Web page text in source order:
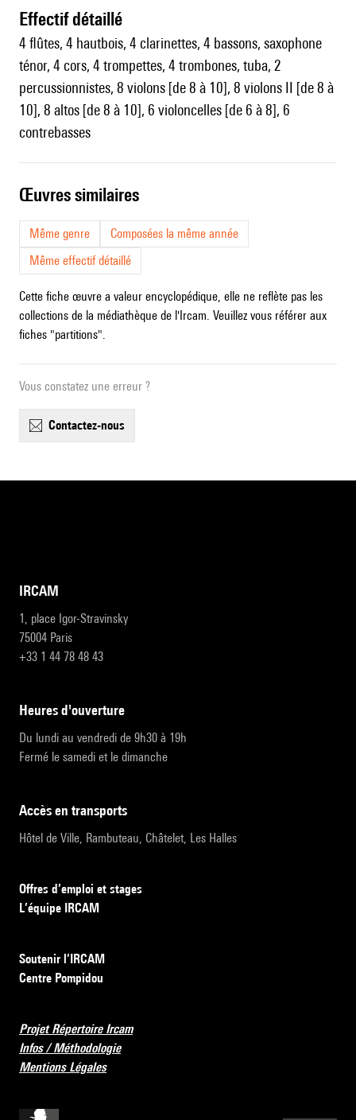
effectif détaillé
4 flûtes, 4 hautbois, 4 clarinettes, 4 bassons, saxophone
ténor, 4 cors, 4 trompettes, 4 trombones, tuba, 2
percussionnistes, 8 violons [de 8 à 10], 8 violons II [de 8 à
10], 8 altos [de 8 à 10], 6 violoncelles [de 6 à 8], 6
contrebasses
œuvres similaires
Même genre
Composées la même année
Même effectif détaillé
Cette fiche œuvre a valeur encyclopédique, elle ne reflète pas les
collections de la médiathèque de l'Ircam. Veuillez vous référer aux
fiches "partitions".
Vous constatez une erreur ?
contactez-nous
IRCAM
1, place Igor-Stravinsky
75004 Paris
+33 1 44 78 48 43
heures d'ouverture
Du lundi au vendredi de 9h30 à 19h
Fermé le samedi et le dimanche
accès en transports
Hôtel de Ville, Rambuteau, Châtelet, Les Halles
Offres d’emploi et stages
L’équipe IRCAM
Soutenir l’IRCAM
Centre Pompidou
Projet Répertoire Ircam
Infos / Méthodologie
Mentions Légales